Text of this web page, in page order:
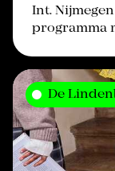
Int.
programma
De